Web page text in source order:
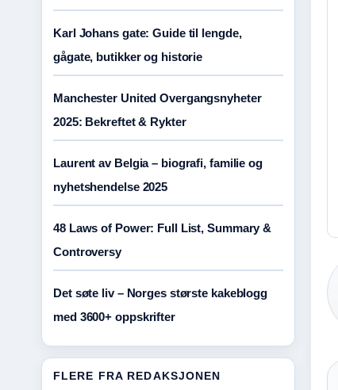
Karl Johans gate: Guide til lengde,
gågate, butikker og historie
Manchester United Overgangsnyheter
2025: Bekreftet & Rykter
Laurent av Belgia – biografi, familie og
nyhetshendelse 2025
48 Laws of Power: Full List, Summary &
Controversy
Det søte liv – Norges største kakeblogg
med 3600+ oppskrifter
FLERE FRA REDAKSJONEN